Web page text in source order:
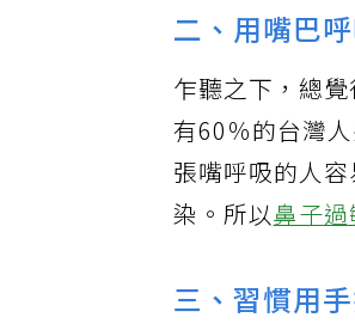
二、用嘴巴
乍聽之下，總
有60％的台灣
張嘴呼吸的人
染。所以鼻子
三、習慣用